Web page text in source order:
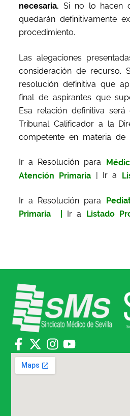
necesaria. Si no lo hacen
quedarán definitivamente
procedimiento.
Las alegaciones
consideración de recurso.
resolución definitiva que
final de aspirantes que
Esa relación definitiva
Tribunal Calificador a la
competente en materia de
Ir a Resolución para
Atención Primaria | Ir a
Ir a Resolución para
Primaria
Ir a Listado